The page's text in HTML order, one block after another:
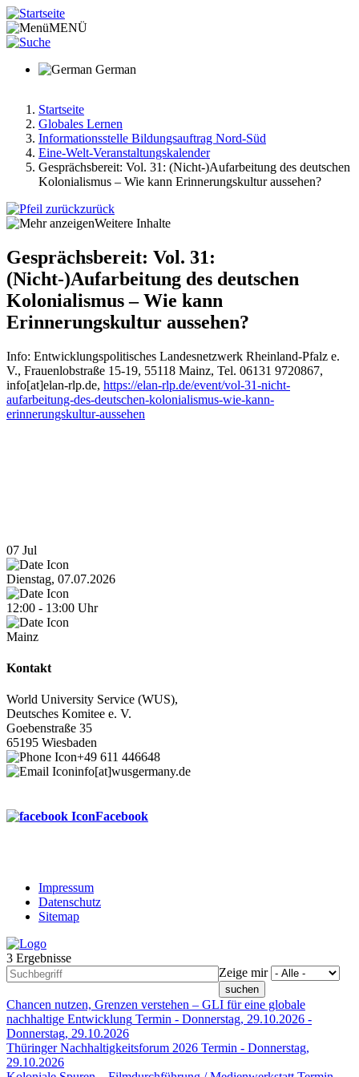
Direkt
zum
Inhalt
MENÜ
German
Pfadnavigation
Startseite
Globales Lernen
Informationsstelle Bildungsauftrag Nord-Süd
Eine-Welt-Veranstaltungskalender
Gesprächsbereit: Vol. 31: (Nicht-)Aufarbeitung des deutschen
Kolonialismus – Wie kann Erinnerungskultur aussehen?
zurück
Weitere Inhalte
Gesprächsbereit: Vol. 31:
(Nicht-)Aufarbeitung des deutschen
Kolonialismus – Wie kann
Erinnerungskultur aussehen?
Info: Entwicklungspolitisches Landesnetzwerk Rheinland-Pfalz e.
V., Frauenlobstraße 15-19, 55118 Mainz, Tel. 06131 9720867,
info[at]elan-rlp.de, https://elan-rlp.de/event/vol-31-nicht-
aufarbeitung-des-deutschen-kolonialismus-wie-kann-
erinnerungskultur-aussehen
07 Jul
Dienstag, 07.07.2026
12:00 - 13:00 Uhr
Mainz
Kontakt
World University Service (WUS),
Deutsches Komitee e. V.
Goebenstraße 35
65195 Wiesbaden
+49 611 446648
info[at]wusgermany.de
Facebook
Footer
menu
Impressum
Datenschutz
Sitemap
3 Ergebnisse
Zeige mir
Chancen nutzen, Grenzen verstehen – GLI für eine globale
nachhaltige Entwicklung Termin - Donnerstag, 29.10.2026 -
Donnerstag, 29.10.2026
Thüringer Nachhaltigkeitsforum 2026 Termin - Donnerstag,
29.10.2026